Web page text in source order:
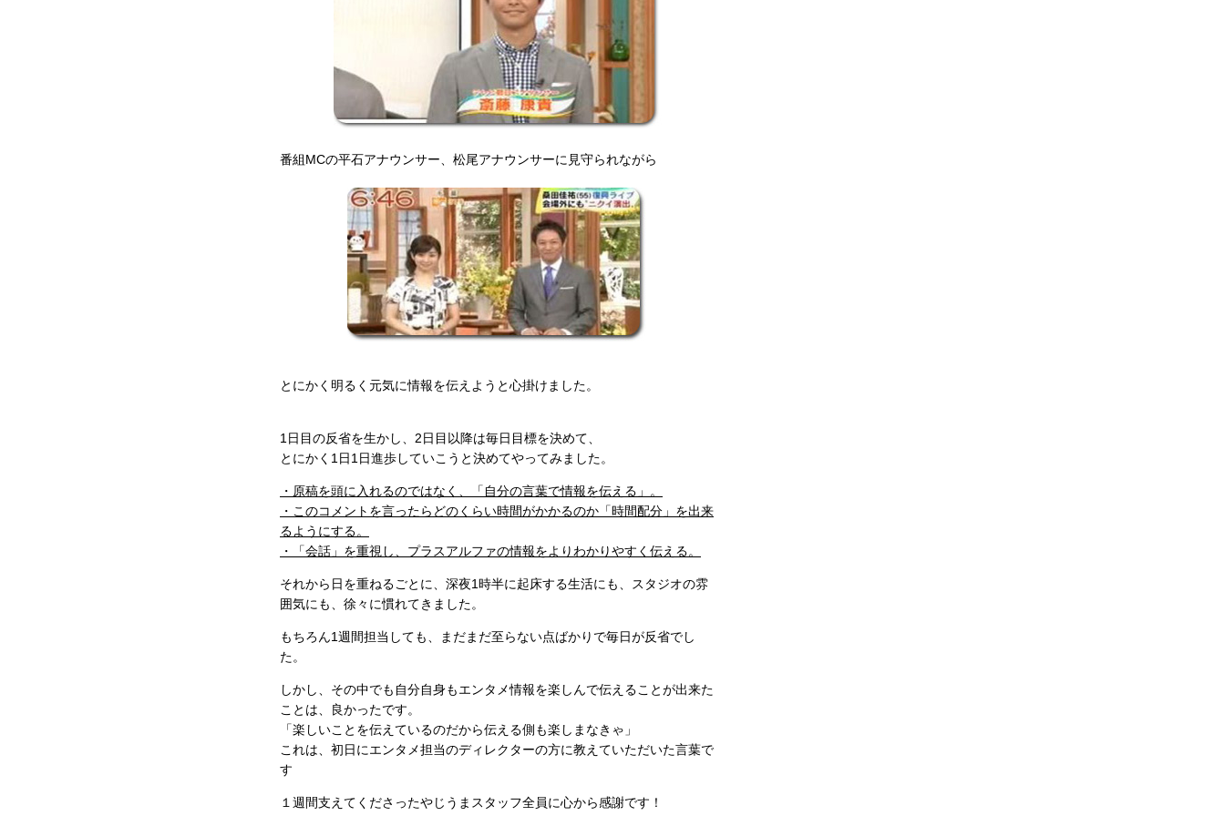
番組MCの平石アナウンサー、松尾アナウンサーに見守られながら
とにかく明るく元気に情報を伝えようと心掛けました。
1日目の反省を生かし、2日目以降は毎日目標を決めて、
とにかく1日1日進歩していこうと決めてやってみました。
・原稿を頭に入れるのではなく、「自分の言葉で情報を伝える」。
・このコメントを言ったらどのくらい時間がかかるのか「時間配分」を出来
るようにする。
・「会話」を重視し、プラスアルファの情報をよりわかりやすく伝える。
それから日を重ねるごとに、深夜1時半に起床する生活にも、スタジオの雰
囲気にも、徐々に慣れてきました。
もちろん1週間担当しても、まだまだ至らない点ばかりで毎日が反省でし
た。
しかし、その中でも自分自身もエンタメ情報を楽しんで伝えることが出来た
ことは、良かったです。
「楽しいことを伝えているのだから伝える側も楽しまなきゃ」
これは、初日にエンタメ担当のディレクターの方に教えていただいた言葉で
す
１週間支えてくださったやじうまスタッフ全員に心から感謝です！